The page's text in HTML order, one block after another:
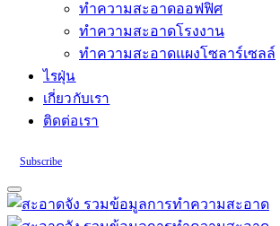
ทำความสะอาดออฟฟิศ
ทำความสะอาดโรงงาน
ทำความสะอาดแผงโซลาร์เซลล์
ไรฝุ่น
เกี่ยวกับเรา
ติดต่อเรา
Subscribe